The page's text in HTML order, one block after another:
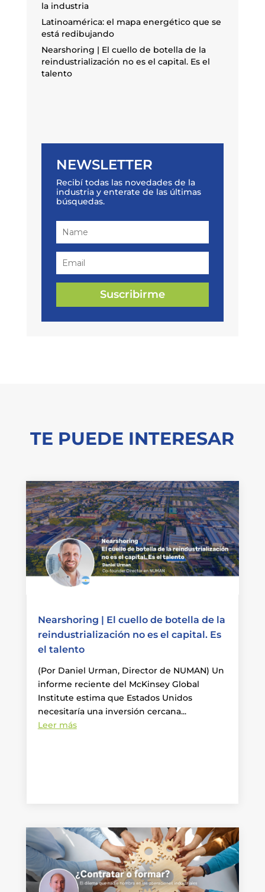
la industria
Latinoamérica: el mapa energético que se
está redibujando
Nearshoring | El cuello de botella de la
reindustrialización no es el capital. Es el
talento
NEWSLETTER
Recibí todas las novedades de la
industria y enterate de las últimas
búsquedas.
Suscribirme
TE PUEDE INTERESAR
Nearshoring | El cuello de botella de la
reindustrialización no es el capital. Es
el talento
(Por Daniel Urman, Director de NUMAN) Un
informe reciente del McKinsey Global
Institute estima que Estados Unidos
necesitaría una inversión cercana...
Leer más